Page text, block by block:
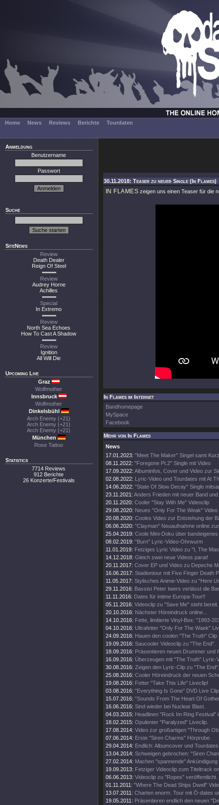
Home News Reviews Berichte Tourdaten
Anmeldung
Benutzername
Passwort
Suche
SiteNews
Review
Death Dealer
Reign Of Steel
Review
Audrey Horne
Achilles
Special
In Extremo
Review
North Sea Echoes
How To Cast A Shadow
Review
Ignition
All Will Die
Upcoming Live
Graz
Wolfmother
Innsbruck
Wolfmother
Dinkelsbühl
Arch Enemy (+21)
Arch Enemy (+21)
Arch Enemy (+21)
München
Rose Tattoo
Statistics
7714 Reviews
912 Berichte
26 Konzerte/Festivals
30.11.2018: Teaser zu neuer Single (In Flames)
IN FLAMES zeigen uns einen Teaser für die
In Flames im Internet
Bandhomepage
MySpace
Facebook
Mehr von In Flames
News
17.01.2023: "Meet The Maker" Singel samt
08.11.2022: "Foregone Pt.2" Single mit Video
17.09.2022: Albuminfos, Cover und Video zur
02.08.2022: Lyric-Video und Tourdates mit At
14.06.2022: "State Of Slow Decay" Single
23.11.2021: Anders Frieden mit neuer Band und
20.11.2020: Cooler "Stay With Me" Videoclip
29.08.2020: Neues "Only For The Weak" Video
20.08.2020: Cooles Video zur Entstehung der
06.06.2020: "Clayman" Neuaufnahme online
25.04.2019: Coole Mini-Doku über
08.02.2019: "Burn" Lyric-Video-Ohrwurm
11.01.2019: Fetziges Lyric Video zu "I, The
14.12.2018: Gleich zwei neue Videos parat!
20.11.2017: Cover EP und Video zu Depeche
16.06.2017: Stadiontour mit Five Finger Death
11.05.2017: Stylisches Anime-Video zu "Here
29.11.2016: Bassist Peter Iwers verlässt die
11.11.2016: Dates für intime Europa-Tour!!
05.11.2016: Videoclip zu "Save Me" steht bereit.
20.10.2016: Nächster Höreindruck online...
14.10.2016: Fette, limitierte Vinyl-Box: "1993-
04.10.2016: Ultrafetter "Only For The Waek"
24.09.2016: Hauen den coolen "The Truth" Clip
19.09.2016: Saucooler Videoclip zu "The End".
18.09.2016: Präsentieren neuen Drummer und
16.09.2016: Überzeugen mit "The Truth" Lyric-
30.08.2016: Zeigen den Lyric-Clip zu "The End".
25.08.2016: Cooler Höreindruck der neuen
19.08.2016: Fetter "Take This Life" Liveclip!
03.08.2016: "Everything Is Gone" DVD Live
15.07.2016: "Sounds From The Heart Of
16.06.2016: Sind wieder bei Nuclear Blast.
04.03.2015: Headlinen "Rock Im Ring Festival"
18.02.2015: Opulenter "Paralyzed" Liveclip.
17.08.2014: Video zur großartigen "Through
07.06.2014: Erste "Siren Charms" Hörprobe.
29.04.2014: Endlich: Albumcover und
13.04.2014: Schweigen gebrochen: "Siren
27.02.2014: Machen "spannende"
19.09.2013: Fetziger Videoclip zum Titeltrack
06.06.2013: Videoclip zu "Ropes" veröffentlicht.
01.11.2011: "Where The Dead Ships Dwell"
13.07.2011: Charten enorm. Tour mit Ö-dates
19.05.2011: Präsentieren endlich den neuen